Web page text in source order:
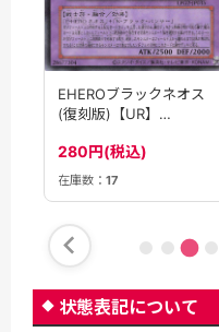
EHEROブラックネオス
(復刻版)【UR】
280円(税込)
在庫数： 17
状態表記について